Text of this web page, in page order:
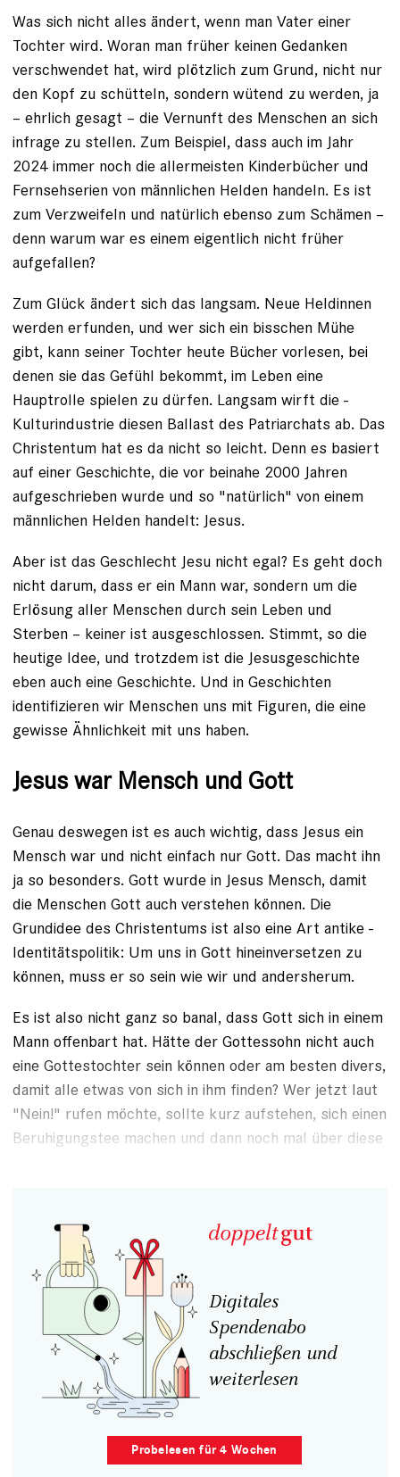
Was sich nicht alles ändert, wenn man Vater ­einer
Tochter wird. Woran man früher ­keinen Gedanken
verschwendet hat, wird plötzlich zum Grund, nicht nur
den Kopf zu schütteln, sondern wütend zu werden, ja
– ehrlich gesagt – die Vernunft des Menschen an sich
infrage zu stellen. Zum Beispiel, dass auch im Jahr
2024 immer noch die allermeisten Kinderbücher und
Fernsehserien von männlichen Helden handeln. Es ist
zum ­Verzweifeln und natürlich ebenso zum Schämen –
denn warum war es einem eigentlich nicht früher
aufgefallen?
Zum Glück ändert sich das langsam. Neue Heldinnen
werden erfunden, und wer sich ein bisschen Mühe
gibt, kann seiner ­Tochter ­heute Bücher vorlesen, bei
denen sie das Gefühl bekommt, im Leben eine
Hauptrolle ­spielen zu dürfen. Langsam wirft die ­
Kulturindus­trie diesen Ballast des Patriarchats ab. Das
­Christentum hat es da nicht so leicht. Denn es basiert
auf einer Geschichte, die vor ­beinahe 2000 Jahren
aufgeschrieben wurde und so "natürlich" von einem
männlichen Helden handelt: Jesus.
Aber ist das Geschlecht Jesu nicht egal? Es geht doch
nicht darum, dass er ein Mann war, sondern um die
Erlösung aller Menschen durch sein Leben und
Sterben – keiner ist ausgeschlossen. Stimmt, so die
heutige Idee, und trotzdem ist die Jesusgeschichte
eben auch eine Geschichte. Und in Geschichten
identifizieren wir Menschen uns mit Figuren, die eine
gewisse Ähnlichkeit mit uns haben.
Jesus war Mensch und Gott
Genau deswegen ist es auch wichtig, dass ­Jesus ein
Mensch war und nicht einfach nur Gott. Das macht ihn
ja so besonders. Gott ­wurde in Jesus Mensch, damit
die Menschen Gott auch verstehen können. Die
Grundidee des Christentums ist also eine Art antike ­
Identitätspolitik: Um uns in Gott hineinversetzen zu
können, muss er so sein wie wir und andersherum.
Es ist also nicht ganz so banal, dass Gott sich in einem
Mann offenbart hat. Hätte der Gottessohn nicht auch
eine Gottestochter sein ­können oder am besten divers,
damit alle etwas von sich in ihm finden? Wer jetzt laut
"Nein!" rufen möchte, sollte kurz aufstehen, sich einen
Beruhigungstee machen und dann noch mal über diese
Digitales
Spendenabo
abschließen und
weiterlesen
Probelesen für 4 Wochen